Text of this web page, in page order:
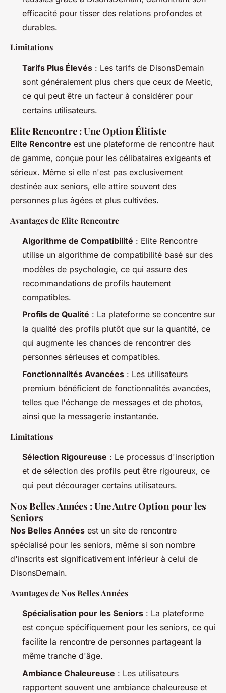
efficacité pour tisser des relations profondes et
durables.
Limitations
Tarifs Plus Élevés : Les tarifs de DisonsDemain
sont généralement plus chers que ceux de Meetic,
ce qui peut être un facteur à considérer pour
certains utilisateurs.
Elite Rencontre : Une Option Élitiste
Elite Rencontre est une plateforme de rencontre haut
de gamme, conçue pour les célibataires exigeants et
sérieux. Même si elle n'est pas exclusivement
destinée aux seniors, elle attire souvent des
personnes plus âgées et plus cultivées.
Avantages de Elite Rencontre
Algorithme de Compatibilité : Elite Rencontre
utilise un algorithme de compatibilité basé sur des
modèles de psychologie, ce qui assure des
recommandations de profils hautement
compatibles.
Profils de Qualité : La plateforme se concentre sur
la qualité des profils plutôt que sur la quantité, ce
qui augmente les chances de rencontrer des
personnes sérieuses et compatibles.
Fonctionnalités Avancées : Les utilisateurs
premium bénéficient de fonctionnalités avancées,
telles que l'échange de messages et de photos,
ainsi que la messagerie instantanée.
Limitations
Sélection Rigoureuse : Le processus d'inscription
et de sélection des profils peut être rigoureux, ce
qui peut décourager certains utilisateurs.
Nos Belles Années : Une Autre Option pour les
Seniors
Nos Belles Années est un site de rencontre
spécialisé pour les seniors, même si son nombre
d'inscrits est significativement inférieur à celui de
DisonsDemain.
Avantages de Nos Belles Années
Spécialisation pour les Seniors : La plateforme
est conçue spécifiquement pour les seniors, ce qui
facilite la rencontre de personnes partageant la
même tranche d'âge.
Ambiance Chaleureuse : Les utilisateurs
rapportent souvent une ambiance chaleureuse et